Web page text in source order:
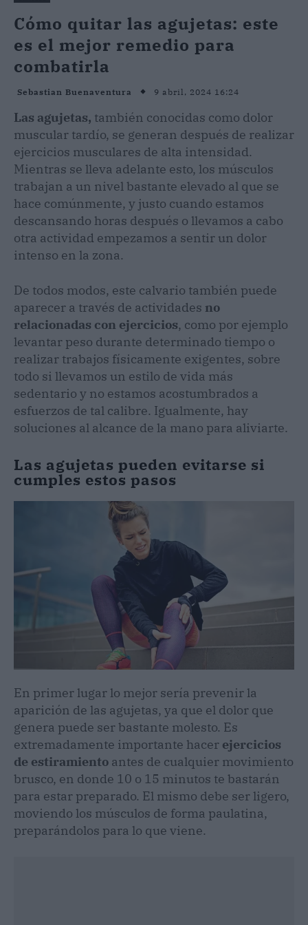
Cómo quitar las agujetas: este
es el mejor remedio para
combatirla
Sebastian Buenaventura 9 abril, 2024 16:24
Las agujetas, también conocidas como dolor
muscular tardío, se generan después de realizar
ejercicios musculares de alta intensidad.
Mientras se lleva adelante esto, los músculos
trabajan a un nivel bastante elevado al que se
hace comúnmente, y justo cuando estamos
descansando horas después o llevamos a cabo
otra actividad empezamos a sentir un dolor
intenso en la zona.
De todos modos, este calvario también puede
aparecer a través de actividades no
relacionadas con ejercicios, como por ejemplo
levantar peso durante determinado tiempo o
realizar trabajos físicamente exigentes, sobre
todo si llevamos un estilo de vida más
sedentario y no estamos acostumbrados a
esfuerzos de tal calibre. Igualmente, hay
soluciones al alcance de la mano para aliviarte.
Las agujetas pueden evitarse si
cumples estos pasos
En primer lugar lo mejor sería prevenir la
aparición de las agujetas, ya que el dolor que
genera puede ser bastante molesto. Es
extremadamente importante hacer ejercicios
de estiramiento antes de cualquier movimiento
brusco, en donde 10 o 15 minutos te bastarán
para estar preparado. El mismo debe ser ligero,
moviendo los músculos de forma paulatina,
preparándolos para lo que viene.